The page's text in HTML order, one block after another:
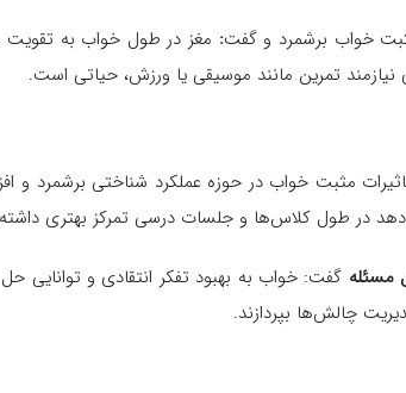
مثبت خواب برشمرد و گفت: مغز در طول خواب به تقویت
نیازمند تمرین مانند موسیقی یا ورزش، حیاتی است.
مثبت خواب در حوزه عملکرد شناختی برشمرد و
در طول کلاس‌ها و جلسات درسی تمرکز بهتری
مسئله گفت: خواب به بهبود تفکر انتقادی و
چالش‌ها بپردازند.